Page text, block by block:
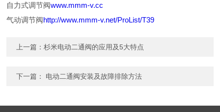
自力式调节阀www.mmm-v.cc
气动调节阀http://www.mmm-v.net/ProList/T39
上一篇：杉米电动二通阀的应用及5大特点
下一篇： 电动二通阀安装及故障排除方法